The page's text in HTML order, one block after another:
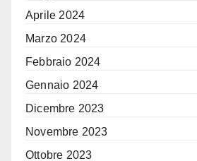
Aprile 2024
Marzo 2024
Febbraio 2024
Gennaio 2024
Dicembre 2023
Novembre 2023
Ottobre 2023